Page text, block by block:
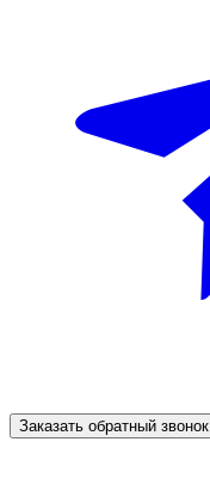
Заказать обратный звонок